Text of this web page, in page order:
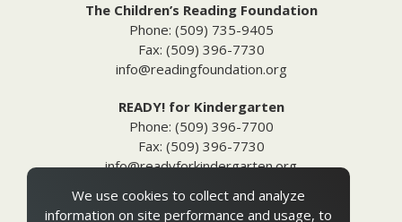
The Children’s Reading Foundation
Phone: (509) 735-9405
Fax: (509) 396-7730
info@readingfoundation.org
READY! for Kindergarten
Phone: (509) 396-7700
Fax: (509) 396-7730
info@readyforkindergarten.org
Additional Information
We use cookies to collect and analyze
information on site performance and usage, to